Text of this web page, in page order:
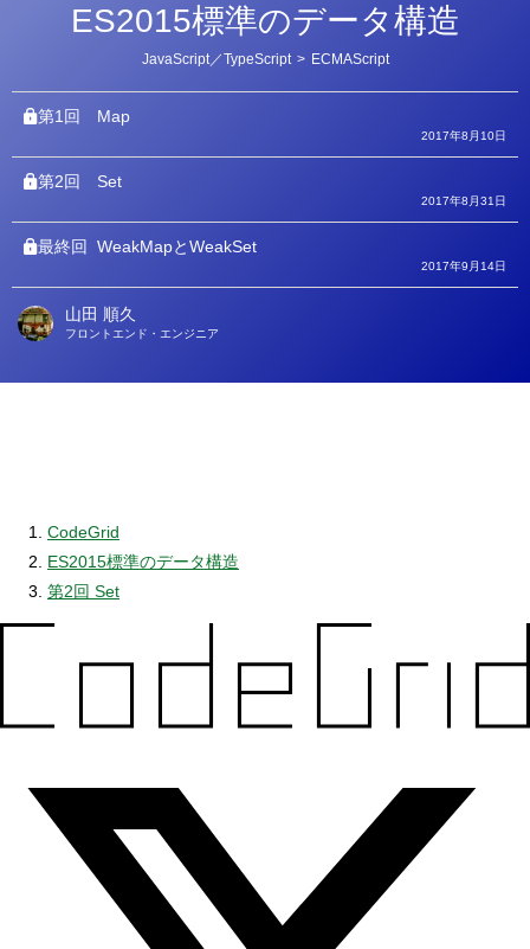
ES2015標準のデータ構造
カ
ゴ
JavaScript／TypeScript > ECMAScript
第1回 Map
2017年8月10日
第2回 Set
2017年8月31日
最終回 WeakMapとWeakSet
2017年9月14日
著
山田 順久
フロントエンド・エンジニア
CodeGrid
ES2015標準のデータ構造
第2回 Set